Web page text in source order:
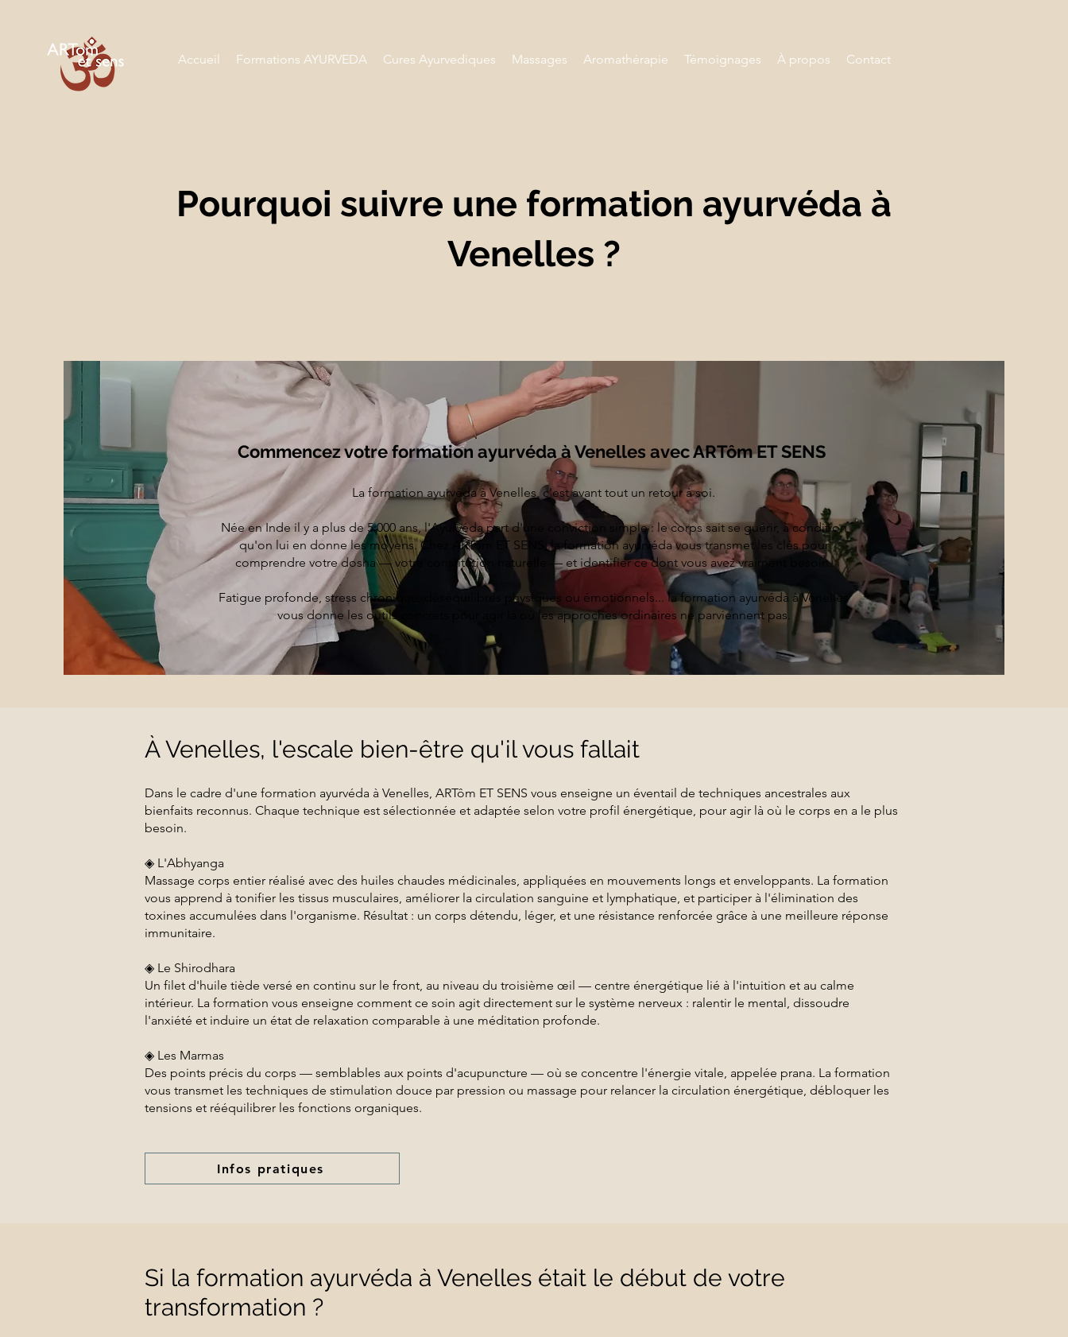
Accueil Formations AYURVEDA Cures Ayurvediques Massages Aromathérapie Témoignages À propos Contact
Pourquoi suivre une formation ayurvéda à
Venelles ?
Commencez votre formation ayurvéda à Venelles avec ARTôm ET SENS
La formation ayurvéda à Venelles, c'est avant tout un retour à soi.
Née en Inde il y a plus de 5 000 ans, l'Ayurvéda part d'une conviction simple : le corps sait se guérir, à condition
qu'on lui en donne les moyens. Chez ARTôm ET SENS, la formation ayurvéda vous transmet les clés pour
comprendre votre dosha — votre constitution naturelle — et identifier ce dont vous avez vraiment besoin.
Fatigue profonde, stress chronique, déséquilibres physiques ou émotionnels... la formation ayurvéda à Venelles
vous donne les outils concrets pour agir là où les approches ordinaires ne parviennent pas.
À Venelles, l'escale bien-être qu'il vous fallait
Dans le cadre d'une formation ayurvéda à Venelles, ARTôm ET SENS vous enseigne un éventail de techniques ancestrales aux
bienfaits reconnus. Chaque technique est sélectionnée et adaptée selon votre profil énergétique, pour agir là où le corps en a le plus
besoin.
◈ L'Abhyanga
Massage corps entier réalisé avec des huiles chaudes médicinales, appliquées en mouvements longs et enveloppants. La formation
vous apprend à tonifier les tissus musculaires, améliorer la circulation sanguine et lymphatique, et participer à l'élimination des
toxines accumulées dans l'organisme. Résultat : un corps détendu, léger, et une résistance renforcée grâce à une meilleure réponse
immunitaire.
◈ Le Shirodhara
Un filet d'huile tiède versé en continu sur le front, au niveau du troisième œil — centre énergétique lié à l'intuition et au calme
intérieur. La formation vous enseigne comment ce soin agit directement sur le système nerveux : ralentir le mental, dissoudre
l'anxiété et induire un état de relaxation comparable à une méditation profonde.
◈ Les Marmas
Des points précis du corps — semblables aux points d'acupuncture — où se concentre l'énergie vitale, appelée prana. La formation
vous transmet les techniques de stimulation douce par pression ou massage pour relancer la circulation énergétique, débloquer les
tensions et rééquilibrer les fonctions organiques.
Infos pratiques
Si la formation ayurvéda à Venelles était le début de votre
transformation ?